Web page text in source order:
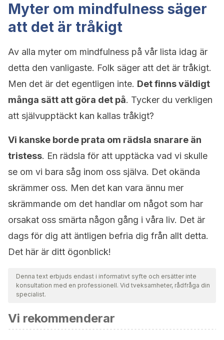
Myter om mindfulness säger
att det är tråkigt
Av alla myter om mindfulness på vår lista idag är
detta den vanligaste. Folk säger att det är tråkigt.
Men det är det egentligen inte. Det finns väldigt
många sätt att göra det på. Tycker du verkligen
att självupptäckt kan kallas tråkigt?
Vi kanske borde prata om rädsla snarare än
tristess. En rädsla för att upptäcka vad vi skulle
se om vi bara såg inom oss själva. Det okända
skrämmer oss. Men det kan vara ännu mer
skrämmande om det handlar om något som har
orsakat oss smärta någon gång i våra liv. Det är
dags för dig att äntligen befria dig från allt detta.
Det här är ditt ögonblick!
Denna text erbjuds endast i informativt syfte och ersätter inte
konsultation med en professionell. Vid tveksamheter, rådfråga din
specialist.
Vi rekommenderar